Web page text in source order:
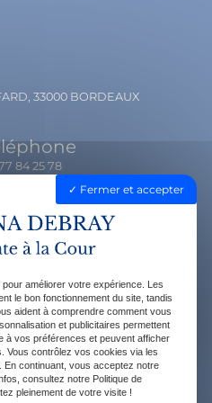
33000 BORDEAUX
84 25 78
: 9h - 19h
Fermer et accepter
améliorer votre expérience. Les
le bon fonctionnement du site, tandis
aident à comprendre comment vous
et publicitaires permettent
à vos préférences et peuvent afficher
Vous contrôlez vos cookies via les
En continuant, vous acceptez notre
consultez notre Politique de
pleinement de votre visite !